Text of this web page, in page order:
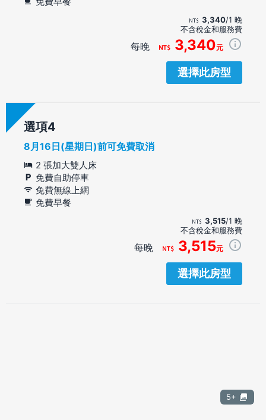
3,340/1 晚
不含稅金和服務費
每晚 3,340元
選擇此房型
選項
8月16日(星期日)前可免費取消
2 張加大雙人床
免費自助停車
免費無線上網
免費早餐
3,515/1 晚
不含稅金和服務費
每晚 3,515元
選擇此房型
5+